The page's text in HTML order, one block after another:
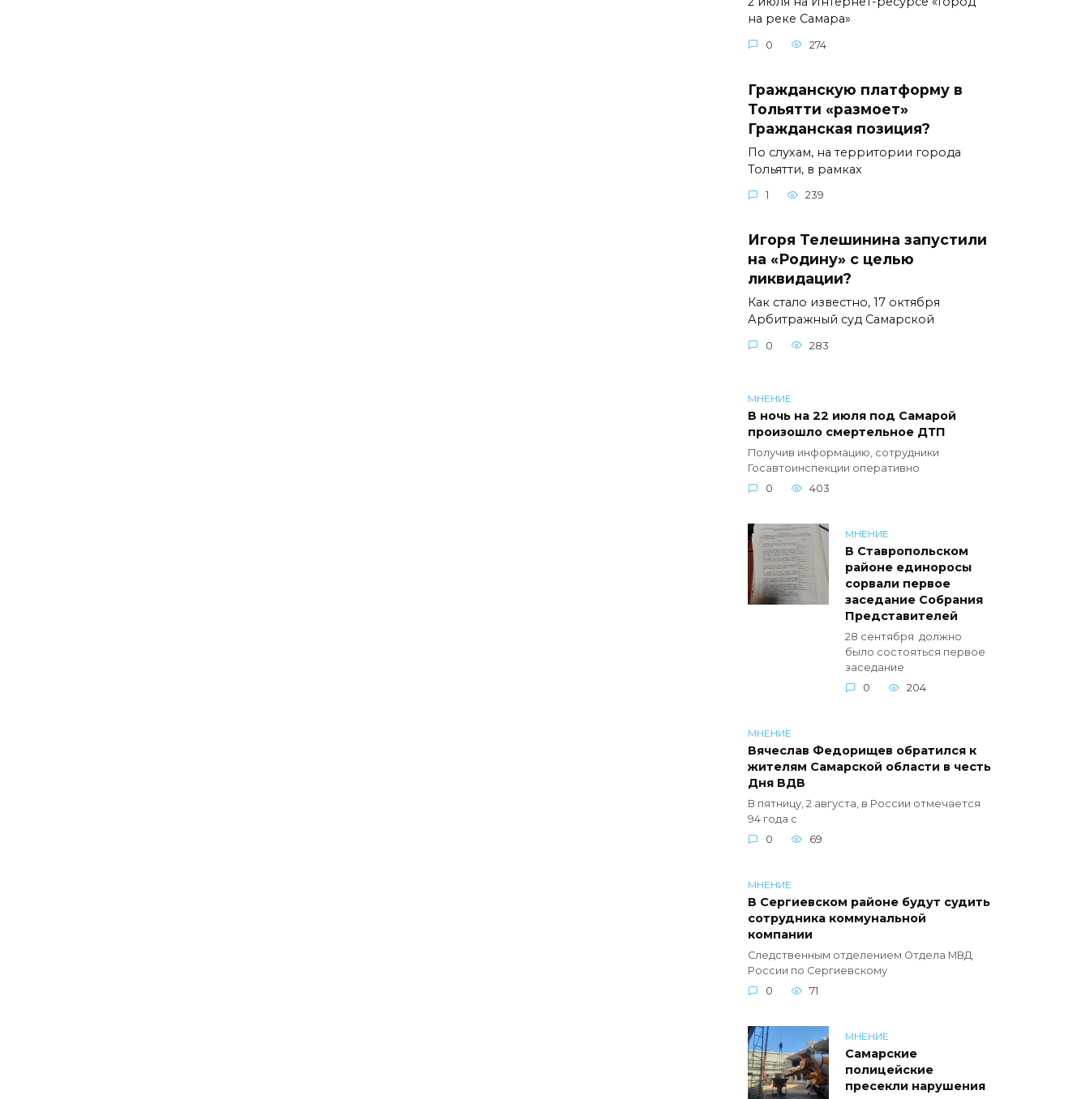
на реке Самара»
0 274
Гражданскую платформу в
Тольятти «размоет»
Гражданская позиция?
По слухам, на территории города
Тольятти, в рамках
1 239
Игоря Телешинина запустили
на «Родину» с целью
ликвидации?
Как стало известно, 17 октября
Арбитражный суд Самарской
0 283
МНЕНИЕ
В ночь на 22 июля под Самарой
произошло смертельное ДТП
Получив информацию, сотрудники
Госавтоинспекции оперативно
0
403
МНЕНИЕ
В Ставропольском
районе единоросы
сорвали первое
заседание Собрания
Представителей
28 сентября должно
было состояться первое
заседание
0
204
МНЕНИЕ
Вячеслав Федорищев обратился к
жителям Самарской области в честь
Дня ВДВ
В пятницу, 2 августа, в России отмечается
94 года с
0
69
МНЕНИЕ
В Сергиевском районе будут судить
сотрудника коммунальной
компании
Следственным отделением Отдела МВД
России по Сергиевскому
0
71
МНЕНИЕ
Самарские
полицейские
пресекли нарушения